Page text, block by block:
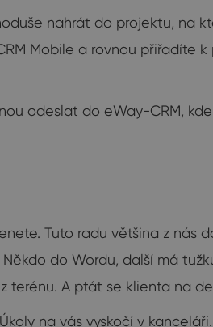
nahrát do projektu, na
Mobile a rovnou přiřadíte
odeslat do eWay-CRM,
Tuto radu většina z nás
do Wordu, další má
A ptát se klienta na
na vás vyskočí v